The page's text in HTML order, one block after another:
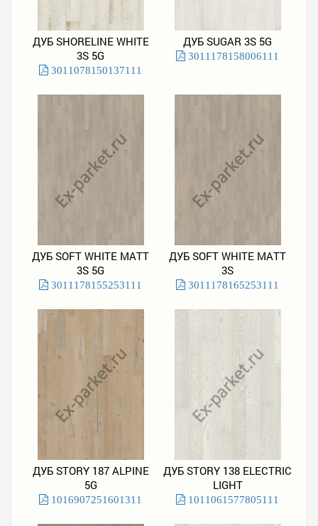
ДУБ SHORELINE WHITE
3S 5G
3011078150137111
ДУБ SUGAR 3S 5G
3011178158006111
ДУБ SOFT WHITE MATT
3S 5G
3011178155253111
ДУБ SOFT WHITE MATT
3S
3011178165253111
ДУБ STORY 187 ALPINE
5G
1016907251601311
ДУБ STORY 138 ELECTRIC
LIGHT
1011061577805111